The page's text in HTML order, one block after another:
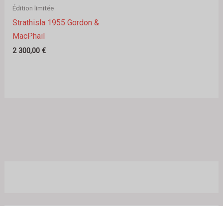
Édition limitée
Strathisla 1955 Gordon &
MacPhail
2 300,00 €